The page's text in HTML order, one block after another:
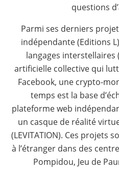
questions
Parmi ses derniers
indépendante (Editions
langages interstellaires
artificielle collective qui
Facebook, une crypto-
temps est la base
plateforme web
un casque de réalité
(LEVITATION). Ces projets
à l’étranger dans des
Pompidou, Jeu de